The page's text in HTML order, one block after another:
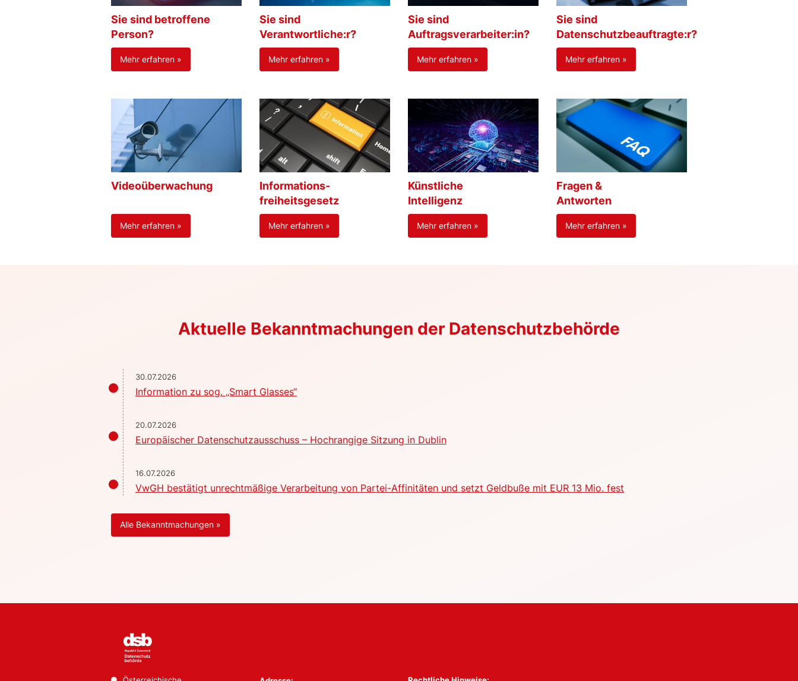
Sie sind betroffene
Person?
Mehr erfahren »
Sie sind
Verantwortliche:r?
Mehr erfahren »
Sie sind
Auftragsverarbeiter:in?
Mehr erfahren »
Sie sind
Datenschutzbeauftragte:r?
Mehr erfahren »
Videoüberwachung
Mehr erfahren »
Informations-
freiheitsgesetz
Mehr erfahren »
Künstliche
Intelligenz
Mehr erfahren »
Fragen &
Antworten
Mehr erfahren »
Aktuelle Bekanntmachungen der Datenschutzbehörde
30.07.2026
Information zu sog. „Smart Glasses“
20.07.2026
Europäischer Datenschutzausschuss – Hochrangige Sitzung in Dublin
16.07.2026
VwGH bestätigt unrechtmäßige Verarbeitung von Partei-Affinitäten und setzt Geldbuße mit EUR 13 Mio. fest
Alle Bekanntmachungen »